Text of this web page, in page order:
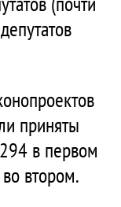
приняты
в первом
втором.